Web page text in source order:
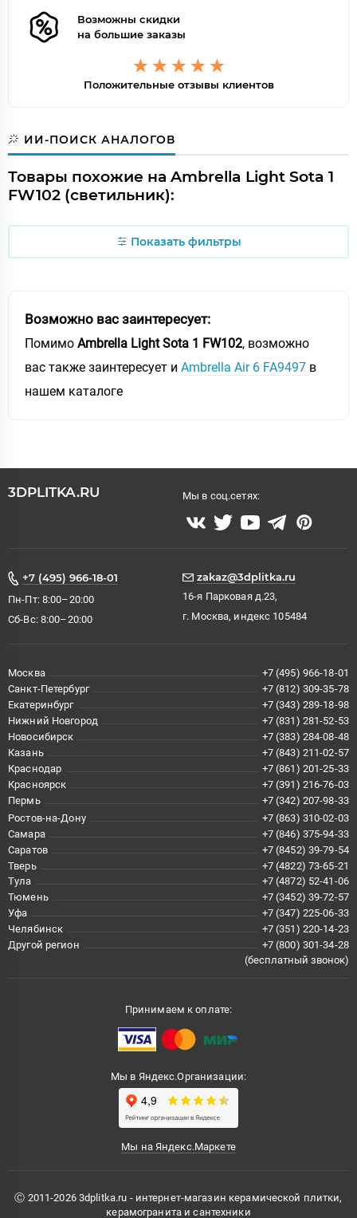
Возможны скидки
на большие заказы
Положительные отзывы клиентов
ИИ-ПОИСК АНАЛОГОВ
Товары похожие на Ambrella Light Sota 1
FW102 (светильник):
Показать фильтры
Возможно вас заинтересует:
Помимо Ambrella Light Sota 1 FW102, возможно
вас также заинтересует и Ambrella Air 6 FA9497 в
нашем каталоге
3DPLITKA.RU Мы в соц.сетях:
+7 (495) 966-18-01
Пн-Пт: 8:00–20:00
Сб-Вс: 8:00–20:00
zakaz@3dplitka.ru
16-я Парковая д.23,
г. Москва, индекс 105484
Москва
+7 (495) 966-18-01
Санкт-Петербург
+7 (812) 309-35-78
Екатеринбург
+7 (343) 289-18-98
Нижний Новгород
+7 (831) 281-52-53
Новосибирск
+7 (383) 284-08-48
Казань
+7 (843) 211-02-57
Краснодар
+7 (861) 201-25-33
Красноярск
+7 (391) 216-76-03
Пермь
+7 (342) 207-98-33
Ростов-на-Дону
+7 (863) 310-02-03
Самара
+7 (846) 375-94-33
Саратов
+7 (8452) 39-79-54
Тверь
+7 (4822) 73-65-21
Тула
+7 (4872) 52-41-06
Тюмень
+7 (3452) 39-72-57
Уфа
+7 (347) 225-06-33
Челябинск
+7 (351) 220-14-23
Другой регион
+7 (800) 301-34-28
(бесплатный звонок)
Принимаем к оплате:
Мы в Яндекс.Организации:
Мы на Яндекс.Маркете
Ⓒ 2011-2026 3dplitka.ru - интернет-магазин керамической плитки,
керамогранита и сантехники